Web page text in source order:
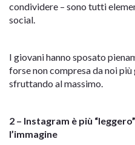
condividere – sono tutti
social.
I giovani hanno sposato
forse non compresa da noi
sfruttando al massimo.
2 – Instagram è più
l’immagine